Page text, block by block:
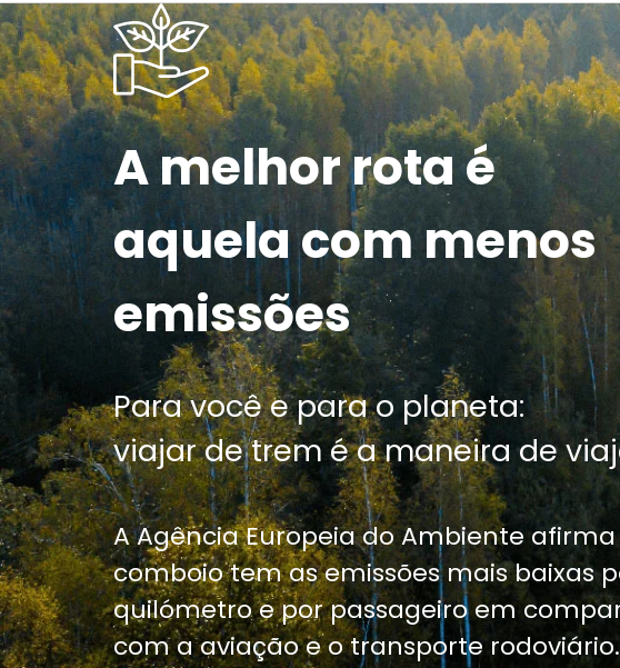
A melhor rota é
aquela com menos
emissões
Para você e para o planeta:
viajar de trem é a maneira de
A Agência Europeia do Ambiente
comboio tem as emissões mais baixas
quilómetro e por passageiro em
com a aviação e o transporte rodoviário.